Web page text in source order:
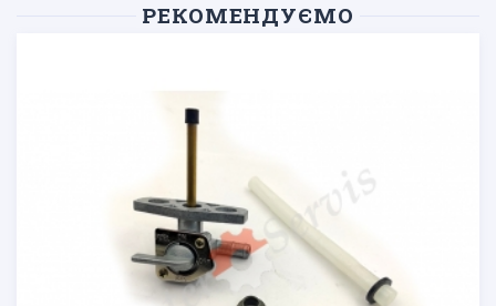
РЕКОМЕНДУЄМО